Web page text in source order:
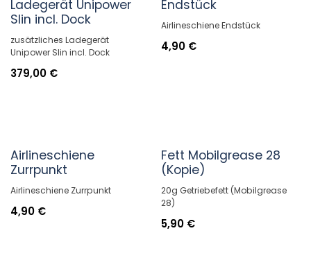
Ladegerät Unipower
Slin incl. Dock
zusätzliches Ladegerät
Unipower Slin incl. Dock
379,00 €
Endstück
Airlineschiene Endstück
4,90€
Airlineschiene
Zurrpunkt
Airlineschiene Zurrpunkt
4,90 €
Fett Mobilgrease 28
(Kopie)
20g Getriebefett (Mobilgrease
28)
5,90€